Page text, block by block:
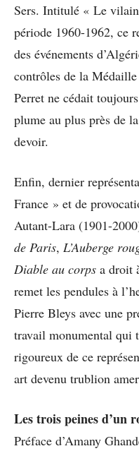
Sers. Intitulé « Le
période 1960-1962, ce
des événements
contrôles de la
Perret ne cédait
plume au plus près de
devoir.
Enfin, dernier
France » et de
Autant-Lara (1901-
de Paris, L’Auberge
Diable au corps a droit
remet les pendules à
Pierre Bleys avec une
travail monumental qui
rigoureux de ce
art devenu trublion
Les trois peines d’un
Préface d’Amany